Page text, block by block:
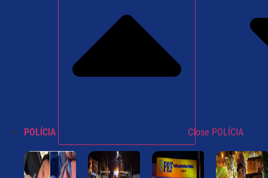
POLÍCIA Close POLÍCIA